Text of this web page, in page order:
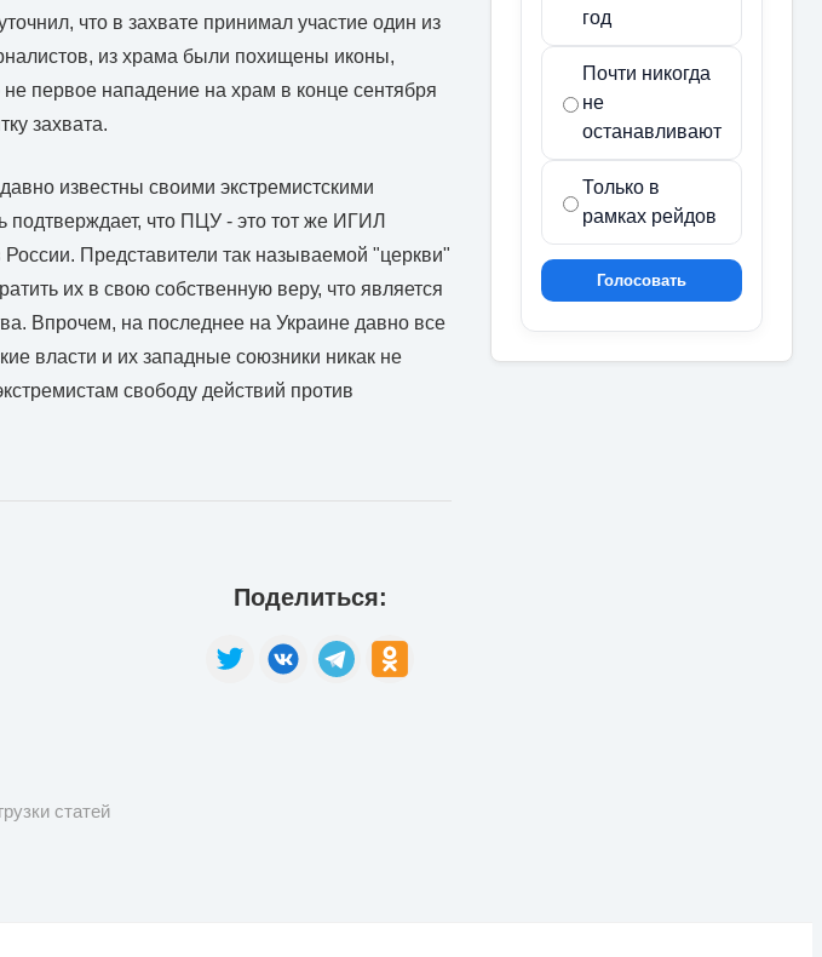
что в захвате принимал участие один из
из храма были похищены иконы,
первое нападение на храм в конце сентября
захвата.
известны своими экстремистскими
что ПЦУ - это тот же ИГИЛ
Представители так называемой "церкви"
их в свою собственную веру, что является
Впрочем, на последнее на Украине давно все
власти и их западные союзники никак не
свободу действий против
Поделиться:
статей
год
Почти никогда
не
останавливают
Только в
рамках рейдов
Голосовать